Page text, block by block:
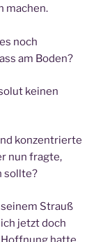
machen.
noch
am Boden?
keinen
konzentrierte
nun fragte,
sollte?
Strauß
jetzt doch